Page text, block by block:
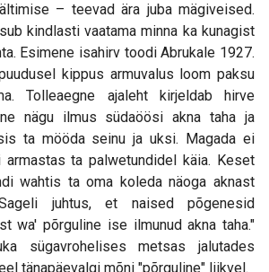
– teevad ära juba mägiveised.
kindlasti vaatama minna ka kunagist
Esimene isahirv toodi Abrukale 1927.
kippus armuvalus loom paksu
Tolleaegne ajaleht kirjeldab hirve
nägu ilmus südaöösi akna taha ja
ta mööda seinu ja uksi. Magada ei
armastas ta palwetundidel käia. Keset
wahtis ta oma koleda näoga aknast
juhtus, et naised põgenesid
wa' põrguline ise ilmunud akna taha."
sügavrohelises metsas jalutades
tänapäevalgi mõni "põrguline" liikvel.